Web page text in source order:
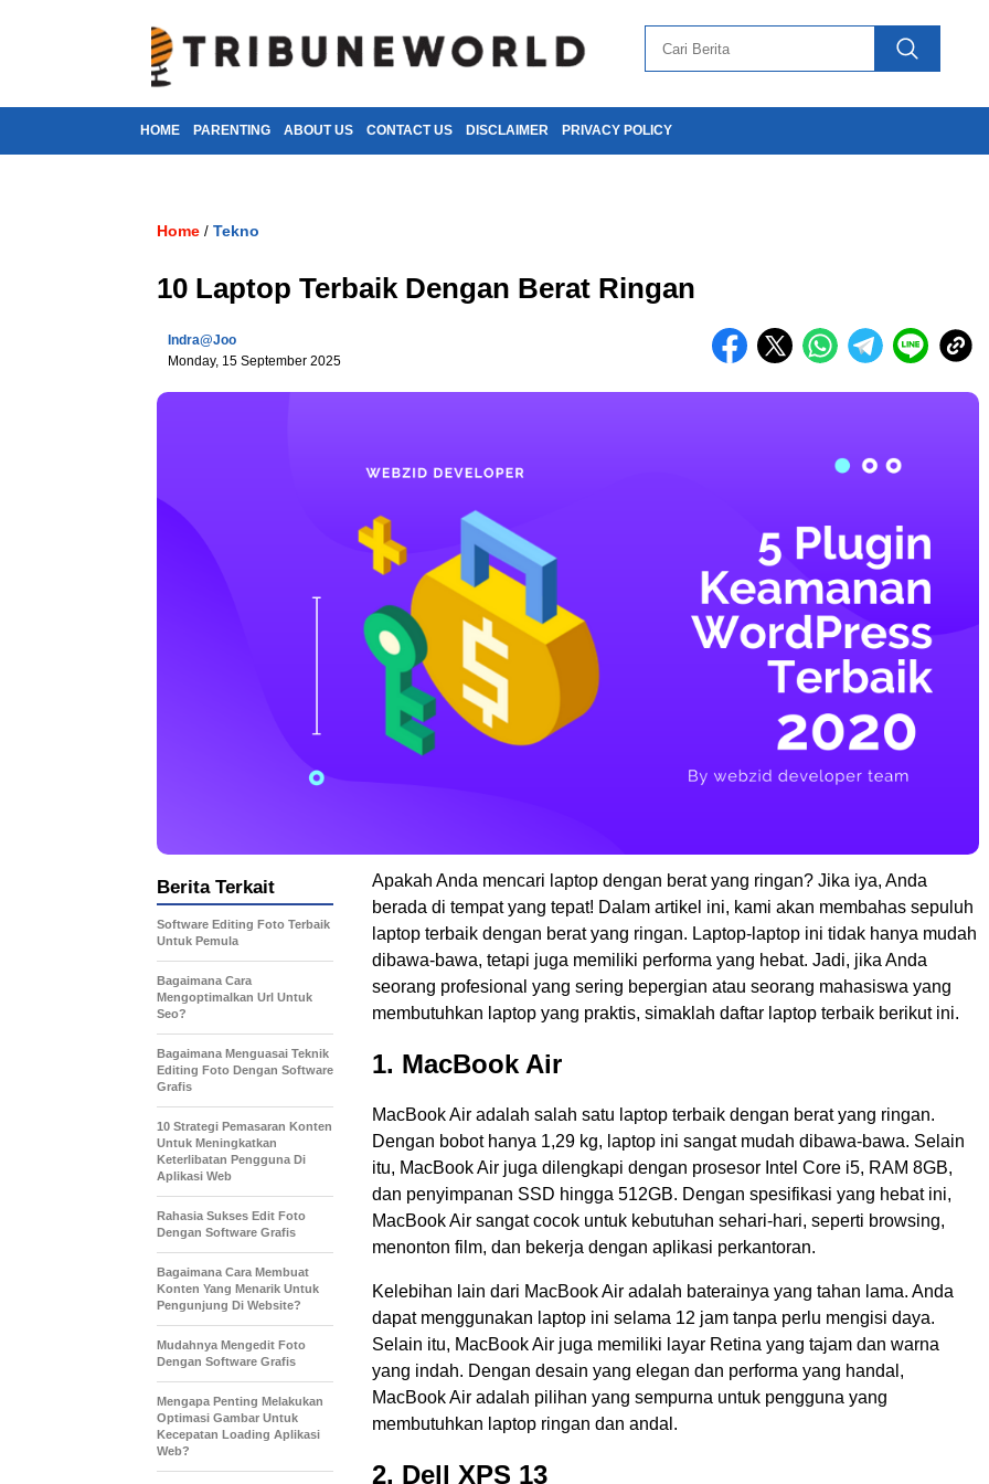
HOME PARENTING ABOUT US CONTACT US DISCLAIMER PRIVACY POLICY
Home / Tekno
10 Laptop Terbaik Dengan Berat Ringan
Indra@joo
Monday, 15 September 2025
Apakah Anda mencari laptop dengan berat yang ringan? Jika iya, Anda
berada di tempat yang tepat! Dalam artikel ini, kami akan membahas sepuluh
laptop terbaik dengan berat yang ringan. Laptop-laptop ini tidak hanya mudah
dibawa-bawa, tetapi juga memiliki performa yang hebat. Jadi, jika Anda
seorang profesional yang sering bepergian atau seorang mahasiswa yang
membutuhkan laptop yang praktis, simaklah daftar laptop terbaik berikut ini.
1. MacBook Air
MacBook Air adalah salah satu laptop terbaik dengan berat yang ringan.
Dengan bobot hanya 1,29 kg, laptop ini sangat mudah dibawa-bawa. Selain
itu, MacBook Air juga dilengkapi dengan prosesor Intel Core i5, RAM 8GB,
dan penyimpanan SSD hingga 512GB. Dengan spesifikasi yang hebat ini,
MacBook Air sangat cocok untuk kebutuhan sehari-hari, seperti browsing,
menonton film, dan bekerja dengan aplikasi perkantoran.
Kelebihan lain dari MacBook Air adalah baterainya yang tahan lama. Anda
dapat menggunakan laptop ini selama 12 jam tanpa perlu mengisi daya.
Selain itu, MacBook Air juga memiliki layar Retina yang tajam dan warna
yang indah. Dengan desain yang elegan dan performa yang handal,
MacBook Air adalah pilihan yang sempurna untuk pengguna yang
membutuhkan laptop ringan dan andal.
2. Dell XPS 13
Berita Terkait
Software Editing Foto Terbaik
Untuk Pemula
Bagaimana Cara
Mengoptimalkan Url Untuk
Seo?
Bagaimana Menguasai Teknik
Editing Foto Dengan Software
Grafis
10 Strategi Pemasaran Konten
Untuk Meningkatkan
Keterlibatan Pengguna Di
Aplikasi Web
Rahasia Sukses Edit Foto
Dengan Software Grafis
Bagaimana Cara Membuat
Konten Yang Menarik Untuk
Pengunjung Di Website?
Mudahnya Mengedit Foto
Dengan Software Grafis
Mengapa Penting Melakukan
Optimasi Gambar Untuk
Kecepatan Loading Aplikasi
Web?